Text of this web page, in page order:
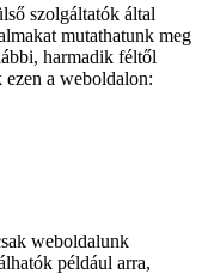
szolgáltatók által
mutathatunk meg
harmadik féltől
ezen a weboldalon:
weboldalunk
például arra,